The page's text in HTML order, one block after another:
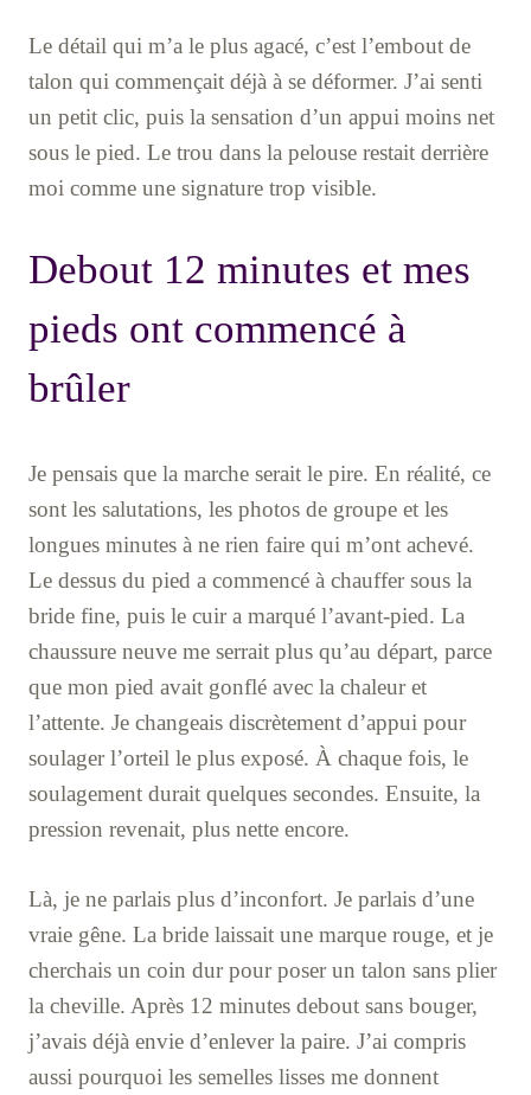
Le détail qui m’a le plus agacé, c’est l’embout de
talon qui commençait déjà à se déformer. J’ai senti
un petit clic, puis la sensation d’un appui moins net
sous le pied. Le trou dans la pelouse restait derrière
moi comme une signature trop visible.
Debout 12 minutes et mes
pieds ont commencé à
brûler
Je pensais que la marche serait le pire. En réalité, ce
sont les salutations, les photos de groupe et les
longues minutes à ne rien faire qui m’ont achevé.
Le dessus du pied a commencé à chauffer sous la
bride fine, puis le cuir a marqué l’avant-pied. La
chaussure neuve me serrait plus qu’au départ, parce
que mon pied avait gonflé avec la chaleur et
l’attente. Je changeais discrètement d’appui pour
soulager l’orteil le plus exposé. À chaque fois, le
soulagement durait quelques secondes. Ensuite, la
pression revenait, plus nette encore.
Là, je ne parlais plus d’inconfort. Je parlais d’une
vraie gêne. La bride laissait une marque rouge, et je
cherchais un coin dur pour poser un talon sans plier
la cheville. Après 12 minutes debout sans bouger,
j’avais déjà envie d’enlever la paire. J’ai compris
aussi pourquoi les semelles lisses me donnent